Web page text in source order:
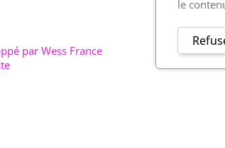
par Wess France
le